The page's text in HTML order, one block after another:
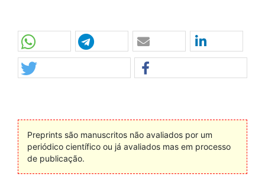
10.1590/0100-6991e-20223300-en
Gonçalves I.C.M.
10.1590/1980-549720220031
Preprints são manuscritos não avaliados por um
periódico científico ou já avaliados mas em processo
de publicação.